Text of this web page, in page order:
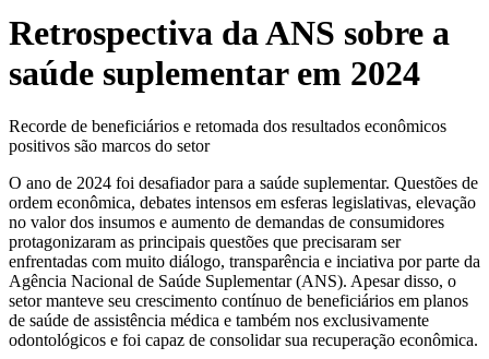
Retrospectiva da ANS sobre a
saúde suplementar em 2024
Recorde de beneficiários e retomada dos resultados econômicos
positivos são marcos do setor
O ano de 2024 foi desafiador para a saúde suplementar. Questões de
ordem econômica, debates intensos em esferas legislativas, elevação
no valor dos insumos e aumento de demandas de consumidores
protagonizaram as principais questões que precisaram ser
enfrentadas com muito diálogo, transparência e inciativa por parte da
Agência Nacional de Saúde Suplementar (ANS). Apesar disso, o
setor manteve seu crescimento contínuo de beneficiários em planos
de saúde de assistência médica e também nos exclusivamente
odontológicos e foi capaz de consolidar sua recuperação econômica.